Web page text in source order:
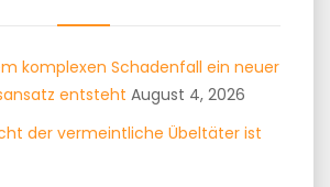
komplexen Schadenfall ein neuer
entsteht August 4, 2026
der vermeintliche Übeltäter ist